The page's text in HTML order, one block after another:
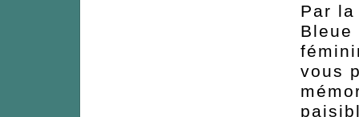
Par
Bleue
vous